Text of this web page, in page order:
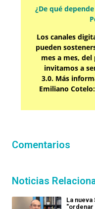
¿De qué
Los canales
pueden
mes a mes,
invitamos a
3.0. Más
Emiliano Cotelo:
Comentarios
Noticias
La
"ordenar